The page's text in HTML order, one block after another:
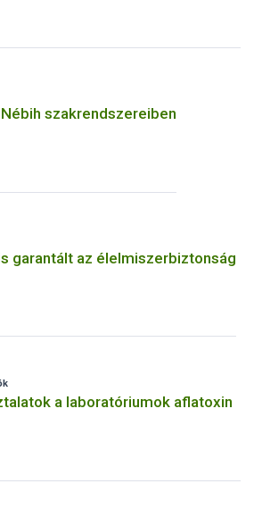
szakrendszereiben
garantált az élelmiszerbiztonság
a laboratóriumok aflatoxin